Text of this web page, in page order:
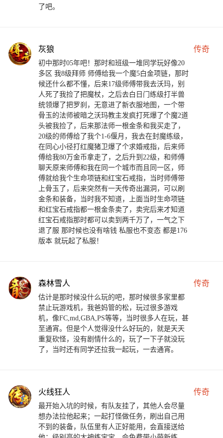
了吧。
灰狼 传奇
初中那时05年吧！那时和班级一堆同学玩好像20
多区 我8级拜师 师傅给我一个魔5白金项链，那时
候还什么都不懂，后来17级师傅带我去沃玛，别
人死了我捡了把魔杖，之后去白日门练级打半兽
统领爆了把罗刹，无意进了新衣服地图，一个带
骨玉的法师被暗之沃玛教主发疯打死爆了个魔2道
头被我捡了，后来那法师一根金条和我买走了，
20级的师傅给了我个1-6偃月，我去在封魔练级，
在同心小径打红魔猪卫爆了个求婚戒指，后来师
傅给我80万金币拿走了，之后升到22级，和师傅
聊天原来师傅和我在同一个城市而且同一区，师
傅就给我个生命项链和红宝石戒指，当时师傅带
上骨玉了，后来突然有一天传奇出漏洞，可以刷
金条和装备，当时我不知道，上面当时生命项链
和红宝石戒指都一根金条卖了，卖完后来才知道
红宝石戒指那时都可以卖到两千万了，一气之下
退了服 那时候也没有啥钱 私服也不变态 都是176
版本 就玩起了私服！
森林雪人 传奇
估计是那时候没什么玩的吧，那时候很多家里都
禁止玩游戏机，我爸妈管的松，玩过很多游戏
机，像FC,md,GBA,PS等等，当时很多人在玩，甚
至通宵。但是个人觉得没什么好玩的，就是天天
重复砍怪，没有剧情什么的，玩了一下子就没玩
了，当时还有同学还拉我一起玩，一去通宵。
火线狂人 传奇
最开始入坑的时候，有队友挂了，其他人会尽量
想办法拉他起来；一起打怪做任务，刷出自己用
不到的装备，队伍里有人正好能用，会直接送给